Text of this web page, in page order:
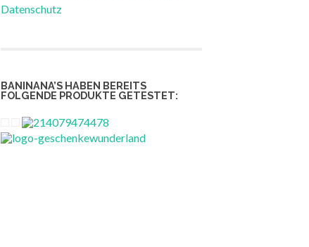
Datenschutz
BANINANA’S HABEN BEREITS
FOLGENDE PRODUKTE GETESTET: